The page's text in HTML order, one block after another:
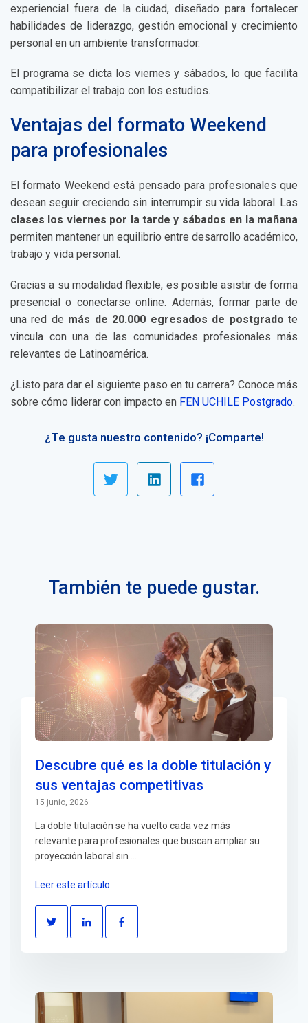
experiencial fuera de la ciudad, diseñado para fortalecer
habilidades de liderazgo, gestión emocional y crecimiento
personal en un ambiente transformador.
El programa se dicta los viernes y sábados, lo que facilita
compatibilizar el trabajo con los estudios.
Ventajas del formato Weekend
para profesionales
El formato Weekend está pensado para profesionales que
desean seguir creciendo sin interrumpir su vida laboral. Las
clases los viernes por la tarde y sábados en la mañana
permiten mantener un equilibrio entre desarrollo académico,
trabajo y vida personal.
Gracias a su modalidad flexible, es posible asistir de forma
presencial o conectarse online. Además, formar parte de
una red de más de 20.000 egresados de postgrado te
vincula con una de las comunidades profesionales más
relevantes de Latinoamérica.
¿Listo para dar el siguiente paso en tu carrera? Conoce más
sobre cómo liderar con impacto en FEN UCHILE Postgrado.
¿Te gusta nuestro contenido? ¡Comparte!
También te puede gustar.
Descubre qué es la doble titulación y
sus ventajas competitivas
15 junio, 2026
La doble titulación se ha vuelto cada vez más
relevante para profesionales que buscan ampliar su
proyección laboral sin ...
Leer este artículo